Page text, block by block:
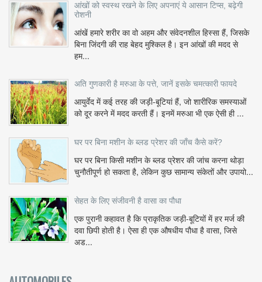
आंखों को स्वस्थ रखने के लिए अपनाएं ये आसान टिप्स, बढ़ेगी
रोशनी
आंखें हमारे शरीर का वो अहम और संवेदनशील हिस्सा हैं, जिसके
बिना जिंदगी की राह बेहद मुश्किल है। इन आंखों की मदद से
हम...
अति गुणकारी है मरुआ के पत्ते, जानें इसके चमत्कारी फायदे
आयुर्वेद में कई तरह की जड़ी-बूटियां हैं, जो शारीरिक समस्याओं
को दूर करने में मदद करती हैं। इनमें मरुआ भी एक ऐसी ही ...
घर पर बिना मशीन के ब्लड प्रेशर की जाँच कैसे करें?
घर पर बिना किसी मशीन के ब्लड प्रेशर की जांच करना थोड़ा
चुनौतीपूर्ण हो सकता है, लेकिन कुछ सामान्य संकेतों और उपायो...
सेहत के लिए संजीवनी है वासा का पौधा
एक पुरानी कहावत है कि प्राकृतिक जड़ी-बूटियों में हर मर्ज की
दवा छिपी होती है। ऐसा ही एक औषधीय पौधा है वासा, जिसे
अड...